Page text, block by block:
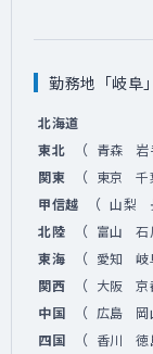
勤務地「岐阜
北海道
東北
（ 青森 岩
関東 （ 東京 千
甲信越 （ 山梨
北陸 （ 富山 石
東海 （ 愛知 岐
関西 （ 大阪 京
中国 （ 広島 岡
四国 （ 香川 徳